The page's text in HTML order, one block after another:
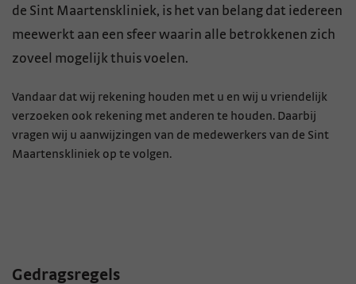
de Sint Maartenskliniek, is het van belang dat iedereen
meewerkt aan een sfeer waarin alle betrokkenen zich
zoveel mogelijk thuis voelen.
Vandaar dat wij rekening houden met u en wij u vriendelijk
verzoeken ook rekening met anderen te houden. Daarbij
vragen wij u aanwijzingen van de medewerkers van de Sint
Maartenskliniek op te volgen.
Gedragsregels